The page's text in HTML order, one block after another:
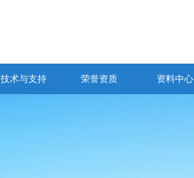
技术与支持 荣誉资质 资料中心